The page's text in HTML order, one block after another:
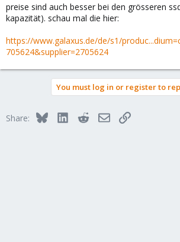
preise sind auch besser bei den grösseren
kapazität). schau mal die hier:
https://www.galaxus.de/de/s1/
705624&supplier=2705624
You must log in or register to
Share: BlueskyLinkedInRedditEmailLink